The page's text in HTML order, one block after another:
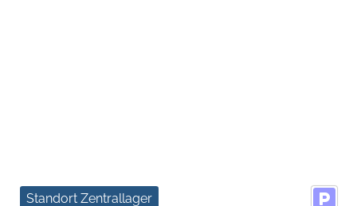
Standort Zentrallager